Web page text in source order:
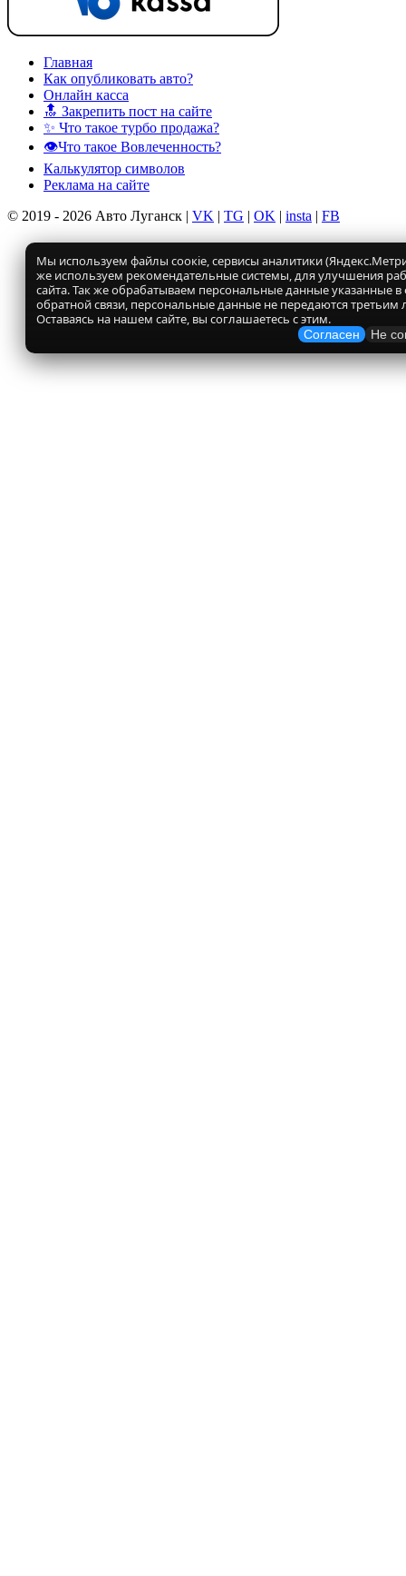
Главная
Как опубликовать авто?
Онлайн касса
🔝 Закрепить пост на сайте
✨ Что такое турбо продажа?
👁️Что такое Вовлеченность?
Калькулятор символов
Реклама на сайте
© 2019 - 2026 Авто Луганск | VK | TG | OK | insta | FB
Мы используем файлы соокіе, сервисы аналитики
же используем рекомендательные системы, для улучшения
сайта. Так же обрабатываем персональные данные указанные
обратной связи, персональные данные не передаются третьим
Оставаясь на нашем сайте, вы соглашаетесь с этим.
Согласен Не